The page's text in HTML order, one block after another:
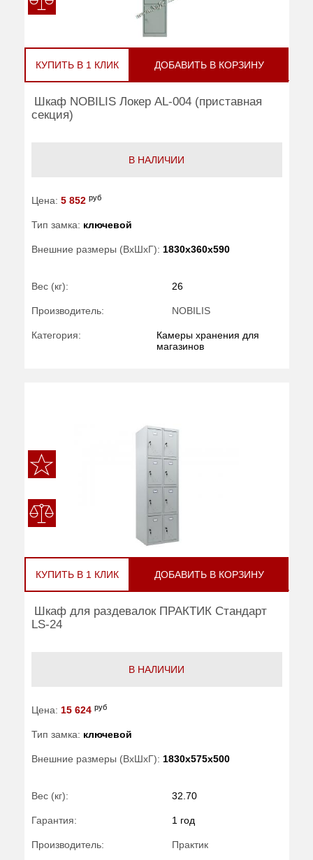
КУПИТЬ В 1 КЛИК ДОБАВИТЬ В КОРЗИНУ
Шкаф NOBILIS Локер AL-004 (приставная
секция)
В НАЛИЧИИ
Цена: 5 852 руб
Тип замка: ключевой
Внешние размеры (ВхШхГ): 1830x360x590
Вес (кг): 26
Производитель: NOBILIS
Категория:
Камеры хранения для
магазинов
КУПИТЬ В 1 КЛИК ДОБАВИТЬ В КОРЗИНУ
Шкаф для раздевалок ПРАКТИК Стандарт
LS-24
В НАЛИЧИИ
Цена: 15 624 руб
Тип замка: ключевой
Внешние размеры (ВхШхГ): 1830x575x500
Вес (кг): 32.70
Гарантия: 1 год
Производитель: Практик